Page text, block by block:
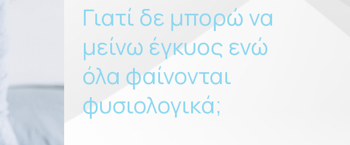
Γιατί δε μπορώ να
μείνω έγκυος ενώ
όλα φαίνονται
φυσιολογικά;